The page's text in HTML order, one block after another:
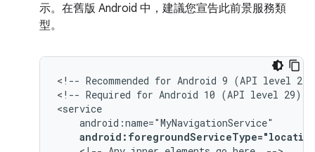
示。在舊版 Android 中，建議您宣告此前景服務類
型。
<!-- Recommended for Android 9 (API level 28)
<!-- Required for Android 10 (API level 29)